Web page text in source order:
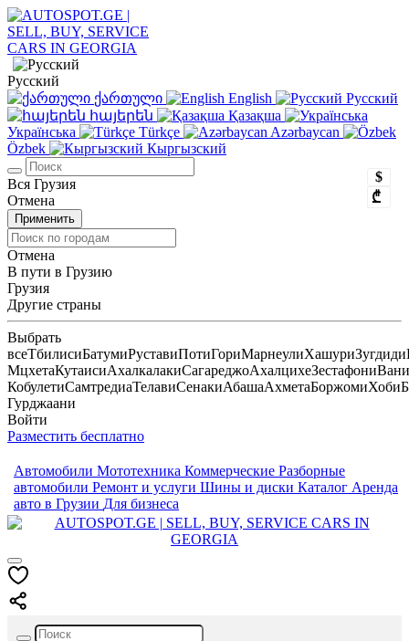
Русский
ქართული
English
Русский
հայերեն
Қазақша
Українська
Türkçe
Azərbaycan
Özbek
Кыргызский
$
₾
Вся Грузия
Отмена
Применить
Отмена
В пути в Грузию
Грузия
Другие страны
Выбрать
всеТбилисиБатумиРуставиПотиГориМарнеулиХашуриЗугдиди
МцхетаКутаисиАхалкалакиСагареджоАхалцихеЗестафониВани
КобулетиСамтредиаТелавиСенакиАбашаАхметаБоржомиХоби
Гурджаани
Войти
Разместить бесплатно
Автомобили Мототехника Коммерческие Разборные
автомобили Ремонт и услуги Шины и диски Каталог Аренда
авто в Грузии Для бизнеса